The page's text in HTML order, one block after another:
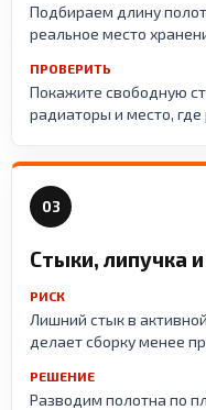
Подбираем длину
реальное место
ПРОВЕРИТЬ
Покажите свободную
радиаторы и место, где
03
Стыки, липучка
РИСК
Лишний стык в
делает сборку менее
РЕШЕНИЕ
Разводим полотна по